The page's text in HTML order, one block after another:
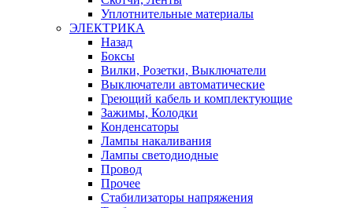
Уплотнительные материалы
ЭЛЕКТРИКА
Назад
Боксы
Вилки, Розетки, Выключатели
Выключатели автоматические
Греющий кабель и комплектующие
Зажимы, Колодки
Конденсаторы
Лампы накаливания
Лампы светодиодные
Провод
Прочее
Стабилизаторы напряжения